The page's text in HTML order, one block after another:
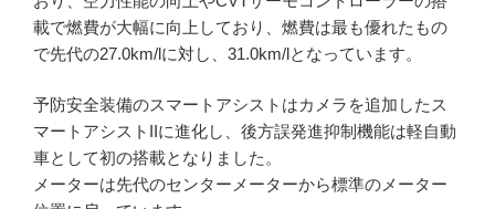
載で燃費が大幅に向上しており、燃費は最も優れたもの
で先代の27.0km/lに対し、31.0km/lとなっています。
予防安全装備のスマートアシストはカメラを追加したス
マートアシストIIに進化し、後方誤発進抑制機能は軽自動
車として初の搭載となりました。
メーターは先代のセンターメーターから標準のメーター